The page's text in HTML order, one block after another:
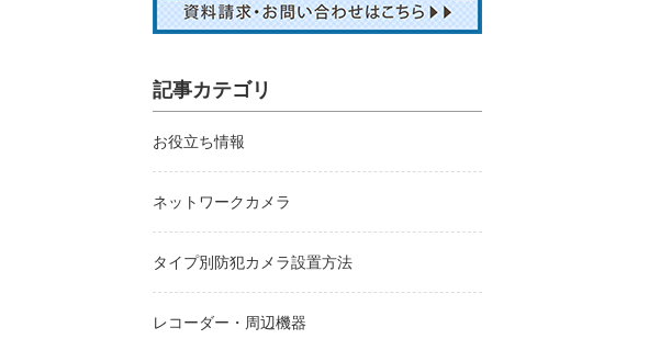
記事カテゴリ
お役立ち情報
ネットワークカメラ
タイプ別防犯カメラ設置方法
レコーダー・周辺機器